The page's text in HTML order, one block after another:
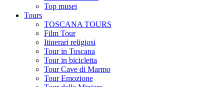
Top musei
Tours
TOSCANA TOURS
Film Tour
Itinerari religiosi
Tour in Toscana
Tour in bicicletta
Tour Cave di Marmo
Tour Emozione